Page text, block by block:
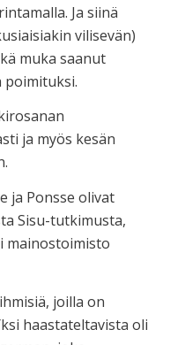
Ja siinä
vilisevän)
muka saanut
poimituksi.
ja myös kesän
ja Ponsse olivat
Sisu-tutkimusta,
mainostoimisto
joilla on
haastateltavista oli